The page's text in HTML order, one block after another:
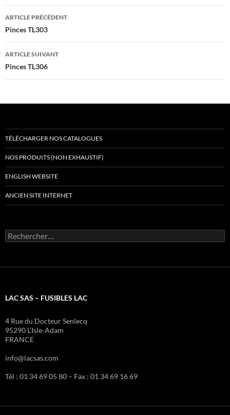
Navigation
des
articles
ARTICLE PRÉCÉDENT
Pinces TL303
ARTICLE SUIVANT
Pinces TL306
TÉLÉCHARGER NOS CATALOGUES
NOS PRODUITS (NON EXHAUSTIF)
ENGLISH WEBSITE
ANCIEN SITE INTERNET
Rechercher :
LAC SAS – FUSIBLES LAC
4 Rue du Docteur Senlecq
95290 L’Isle-Adam
FRANCE
info@lacsas.com
Tél : 01 34 69 05 80 – Fax : 01 34 69 16 69